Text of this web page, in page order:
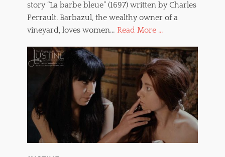
story “La barbe bleue” (1697) written by Charles
Perrault. Barbazul, the wealthy owner of a
vineyard, loves women… Read More ...